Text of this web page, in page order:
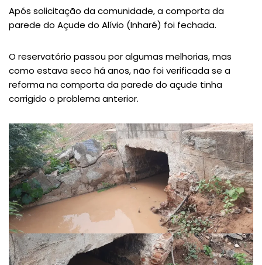
Após solicitação da comunidade, a comporta da
parede do Açude do Alívio (Inharé) foi fechada.
O reservatório passou por algumas melhorias, mas
como estava seco há anos, não foi verificada se a
reforma na comporta da parede do açude tinha
corrigido o problema anterior.